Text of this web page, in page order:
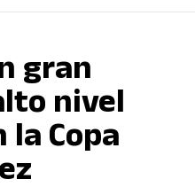
gran
nivel
la Copa